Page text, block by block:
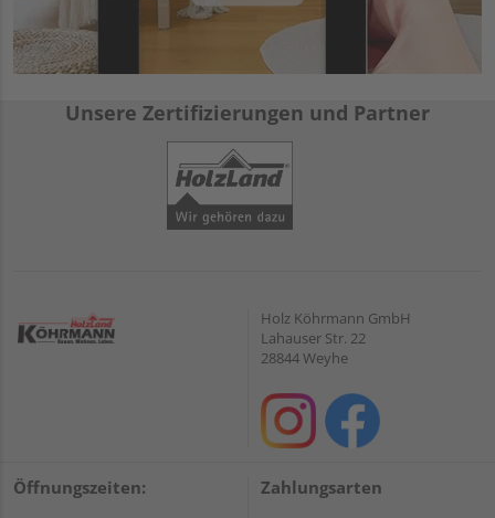
Unsere Zertifizierungen und Partner
Holz Köhrmann GmbH
Lahauser Str. 22
28844 Weyhe
Öffnungszeiten: Zahlungsarten